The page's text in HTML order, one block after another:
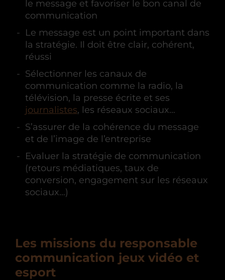
le message et favoriser le bon canal de
communication
Le message est un point important dans
la stratégie. Il doit être clair, cohérent,
réussi
Sélectionner les canaux de
communication comme la radio, la
télévision, la presse écrite et ses
journalistes, les réseaux sociaux…
S’assurer de la cohérence du message
et de l’image de l’entreprise
Evaluer la stratégie de communication
(retours médiatiques, taux de
conversion, engagement sur les réseaux
sociaux…)
Les missions du responsable
communication jeux vidéo et
esport